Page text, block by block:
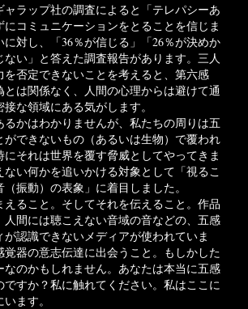
ャラップ社の調査によると「テレパシーあ
コミュニケーションをとることを信じま
対し、「36％が信じる」「26％が決めか
ない」と答えた調査報告があります。三⼈
を否定できないことを考えると、第六感
とは関係なく、⼈間の⼼理からは避けて通
な領域にある気がします。
るかはわかりませんが、私たちの周りは五
ができないもの（あるいは⽣物）で覆われ
それは世界を覆す脅威としてやってきま
い何かを追いかける対象として「視るこ
振動）の表象」に着⽬しました。
えること。そしてそれを伝えること。作品
人間には聴こえない音域の音などの、五感
認識できないメディアが使われていま
覚器の意志伝達に出会うこと。もしかした
なのかもしれません。あなたは本当に五感
ですか？私に触れてください。私はここに
ます。